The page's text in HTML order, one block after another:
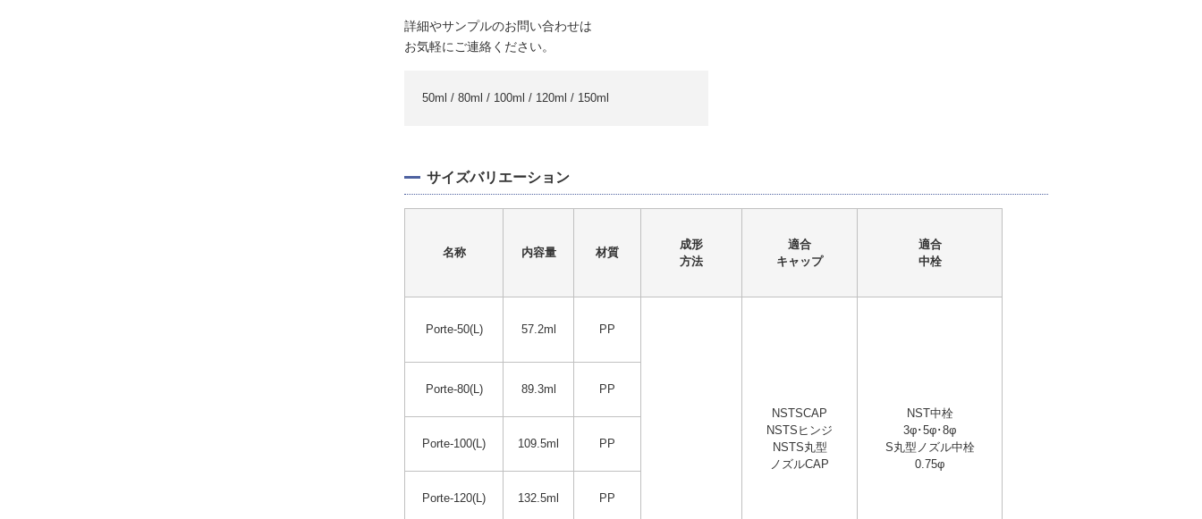
詳細やサンプルのお問い合わせは
お気軽にご連絡ください。
50ml / 80ml / 100ml / 120ml / 150ml
サイズバリエーション
名称 内容量 材質
成形
方法
適合
キャップ
適合
中栓
Porte-50(L) 57.2ml PP
NSTSCAP
NSTSヒンジ
NSTS丸型
ノズルCAP
NST中栓
3φ･5φ･8φ
S丸型ノズル中栓
0.75φ
Porte-80(L) 89.3ml PP
Porte-100(L) 109.5ml PP
Porte-120(L) 132.5ml PP